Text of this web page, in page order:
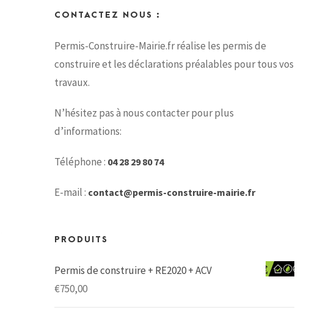
CONTACTEZ NOUS :
Permis-Construire-Mairie.fr réalise les permis de
construire et les déclarations préalables pour tous vos
travaux.
N’hésitez pas à nous contacter pour plus
d’informations:
Téléphone : 04 28 29 80 74
E-mail : contact@permis-construire-mairie.fr
PRODUITS
Permis de construire + RE2020 + ACV
€750,00